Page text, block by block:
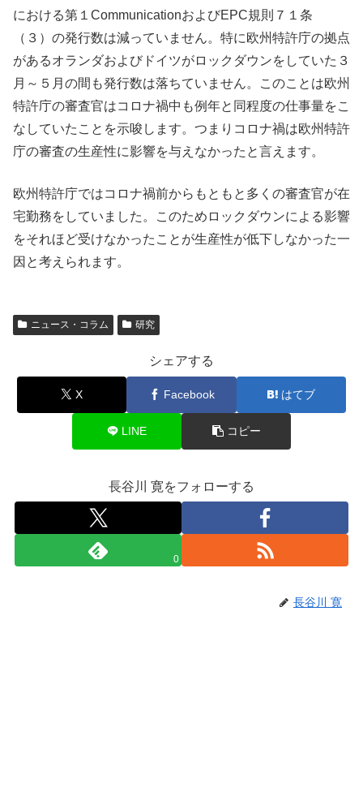
における第１CommunicationおよびEPC規則７１条
（３）の発行数は減っていません。特に欧州特許庁の拠点
があるオランダおよびドイツがロックダウンをしていた３
月～５月の間も発行数は落ちていません。このことは欧州
特許庁の審査官はコロナ禍中も例年と同程度の仕事量をこ
なしていたことを示唆します。つまりコロナ禍は欧州特許
庁の審査の生産性に影響を与えなかったと言えます。
欧州特許庁ではコロナ禍前からもともと多くの審査官が在
宅勤務をしていました。このためロックダウンによる影響
をそれほど受けなかったことが生産性が低下しなかった一
因と考えられます。
ニュース・コラム 研究
シェアする
X Facebook はてブ
LINE コピー
長谷川 寛をフォローする
0
長谷川 寛